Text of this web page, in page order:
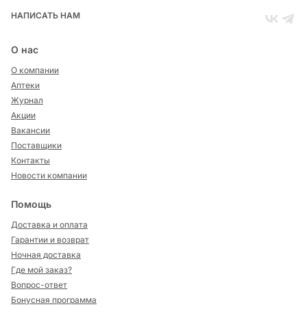
НАПИСАТЬ НАМ
О нас
О компании
Аптеки
Журнал
Акции
Вакансии
Поставщики
Контакты
Новости компании
Помощь
Доставка и оплата
Гарантии и возврат
Ночная доставка
Где мой заказ?
Вопрос-ответ
Бонусная программа